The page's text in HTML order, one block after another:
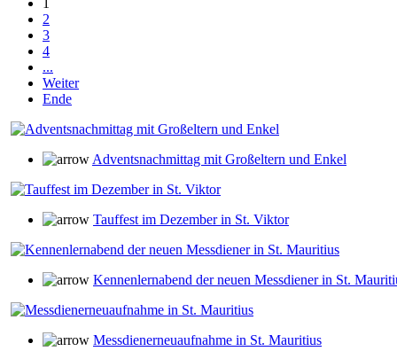
2
3
4
...
Weiter
Ende
Adventsnachmittag mit Großeltern und Enkel
Tauffest im Dezember in St. Viktor
Kennenlernabend der neuen Messdiener in St.
Messdienerneuaufnahme in St. Mauritius